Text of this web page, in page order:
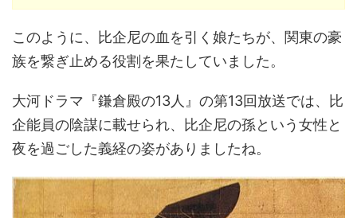
このように、比企尼の血を引く娘たちが、関東の豪
族を繋ぎ止める役割を果たしていました。
大河ドラマ『鎌倉殿の13人』の第13回放送では、比
企能員の陰謀に載せられ、比企尼の孫という女性と
夜を過ごした義経の姿がありましたね。